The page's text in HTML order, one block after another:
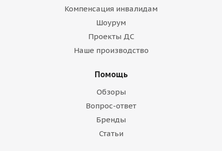
Компенсация инвалидам
Шоурум
Проекты ДС
Наше производство
Помощь
Обзоры
Вопрос-ответ
Бренды
Статьи